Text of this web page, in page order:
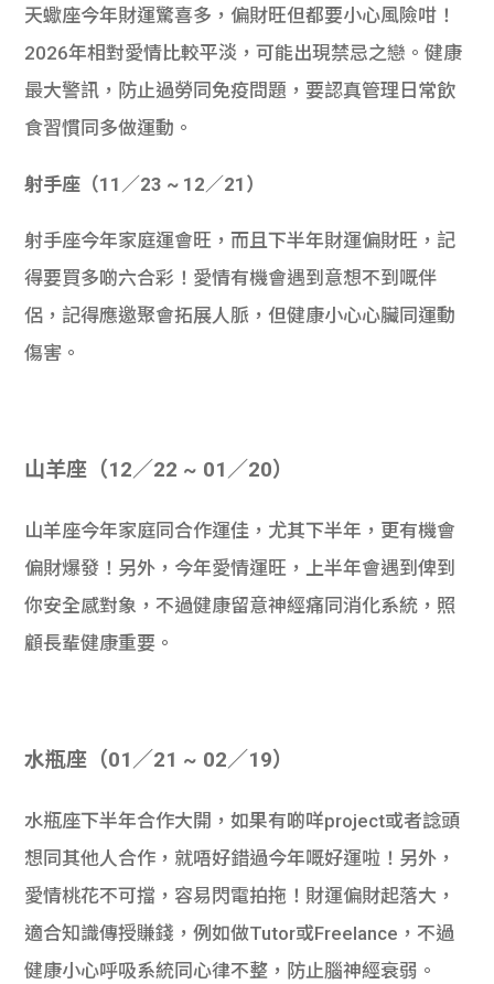
天蠍座今年財運驚喜多，偏財旺但都要小心風險咁！
2026年相對愛情比較平淡，可能出現禁忌之戀。健康
最大警訊，防止過勞同免疫問題，要認真管理日常飲
食習慣同多做運動。
射手座（11／23 ~ 12／21）
射手座今年家庭運會旺，而且下半年財運偏財旺，記
得要買多啲六合彩！愛情有機會遇到意想不到嘅伴
侶，記得應邀聚會拓展人脈，但健康小心心臟同運動
傷害。
山羊座（12／22 ~ 01／20）
山羊座今年家庭同合作運佳，尤其下半年，更有機會
偏財爆發！另外，今年愛情運旺，上半年會遇到俾到
你安全感對象，不過健康留意神經痛同消化系統，照
顧長輩健康重要。
水瓶座（01／21 ~ 02／19）
水瓶座下半年合作大開，如果有啲咩project或者諗頭
想同其他人合作，就唔好錯過今年嘅好運啦！另外，
愛情桃花不可擋，容易閃電拍拖！財運偏財起落大，
適合知識傳授賺錢，例如做Tutor或Freelance，不過
健康小心呼吸系統同心律不整，防止腦神經衰弱。